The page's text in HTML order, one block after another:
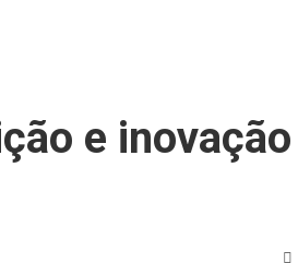
e inovação